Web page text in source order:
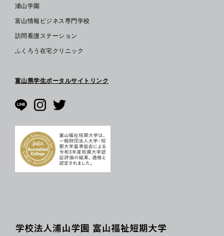
浦山学園
富山情報ビジネス専門学校
訪問看護ステーション
ふくろう在宅クリニック
富山県学生ポータルサイトリンク